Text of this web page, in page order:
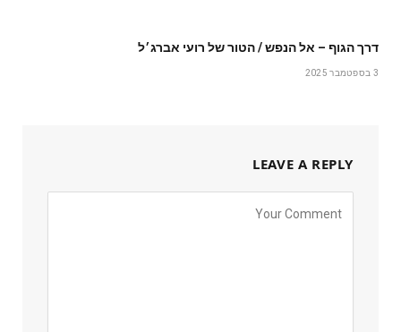
דרך הגוף – אל הנפש / הטור של רועי אברג׳ל
3 בספטמבר 2025
LEAVE A REPLY